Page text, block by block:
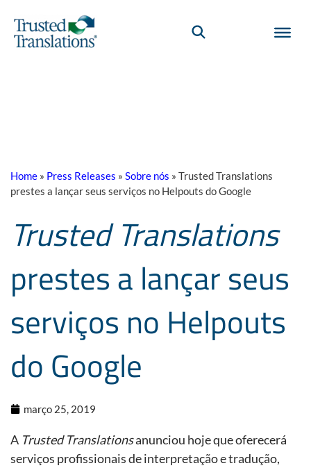
Home » Press Releases » Sobre nós » Trusted Translations
prestes a lançar seus serviços no Helpouts do Google
Trusted Translations
prestes a lançar seus
serviços no Helpouts
do Google
março 25, 2019
A Trusted Translationsanunciou hoje que oferecerá
serviços profissionais de interpretação e tradução,